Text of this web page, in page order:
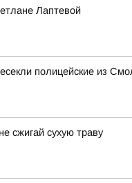
Лаптевой
полицейские из
сжигай сухую траву